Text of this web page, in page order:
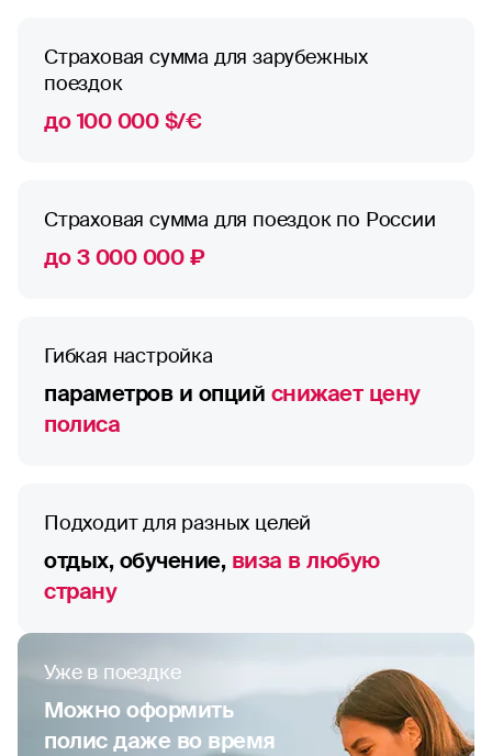
Страховая сумма для зарубежных
поездок
до 100 000 $/€
Страховая сумма для поездок по России
до 3 000 000 ₽
Гибкая настройка
параметров и опций снижает цену
полиса
Подходит для разных целей
отдых, обучение,виза в любую
страну
Уже в поездке
Можно оформить
полис даже во время